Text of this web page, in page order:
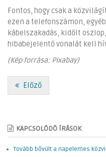
Fontos, hogy csak a
ezen a telefonszámon,
kábelszakadás, kidőlt
hibabejelentő vonalát kell
(Kép forrása: Pixabay)
Előző
KAPCSOLÓDÓ ÍRÁSOK
Tovább bővült a napelemes